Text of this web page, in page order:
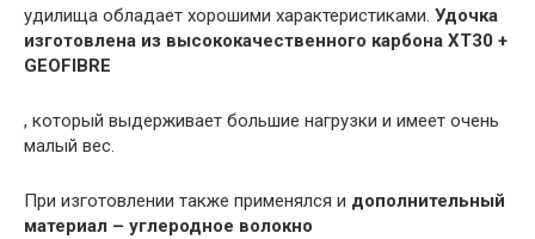
удилища обладает хорошими характеристиками. Удочка
изготовлена из высококачественного карбона XT30 +
GEOFIBRE
, который выдерживает большие нагрузки и имеет очень
малый вес.
При изготовлении также применялся и дополнительный
материал – углеродное волокно